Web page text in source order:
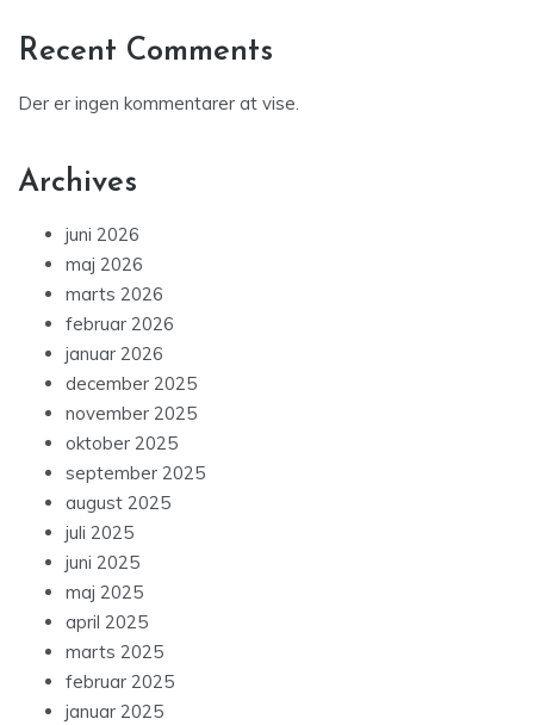
Recent Comments
Der er ingen kommentarer at vise.
Archives
juni 2026
maj 2026
marts 2026
februar 2026
januar 2026
december 2025
november 2025
oktober 2025
september 2025
august 2025
juli 2025
juni 2025
maj 2025
april 2025
marts 2025
februar 2025
januar 2025